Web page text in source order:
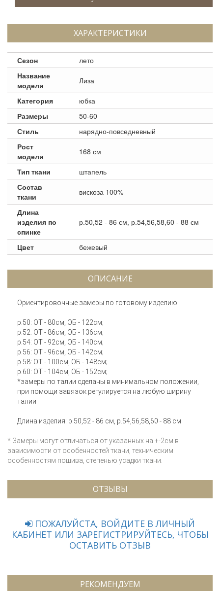
ХАРАКТЕРИСТИКИ
Сезон
лето
Название
модели
Лиза
Категория
юбка
Размеры
50-60
Стиль
нарядно-повседневный
Рост
модели
168 см
Тип ткани
штапель
Состав
ткани
вискоза 100%
Длина
изделия по
спинке
р.50,52 - 86 см, р.54,56,58,60 - 88 см
Цвет бежевый
ОПИСАНИЕ
Ориентировочные замеры по готовому изделию:
р.50: ОТ - 80см, ОБ - 122см;
р.52: ОТ - 86см, ОБ - 136см;
р.54: ОТ - 92см, ОБ - 140см;
р.56: ОТ - 96см, ОБ - 142см;
р.58: ОТ - 100см, ОБ - 148см;
р.60: ОТ - 104см, ОБ - 152см;
*замеры по талии сделаны в минимальном положении,
при помощи завязок регулируется на любую ширину
талии
Длина изделия: р.50,52 - 86 см, р.54,56,58,60 - 88 см
* Замеры могут отличаться от указанных на +-2см в
зависимости от особенностей ткани, техническим
особенностям пошива, степенью усадки ткани.
ОТЗЫВЫ
ПОЖАЛУЙСТА, ВОЙДИТЕ В ЛИЧНЫЙ
КАБИНЕТ ИЛИ ЗАРЕГИСТРИРУЙТЕСЬ, ЧТОБЫ
ОСТАВИТЬ ОТЗЫВ
РЕКОМЕНДУЕМ